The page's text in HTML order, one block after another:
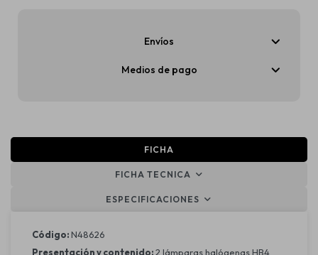
Envíos
Medios de pago
FICHA
FICHA TECNICA
ESPECIFICACIONES
Código:N48626
Presentación y contenido:2 lámparas halógenas HB4